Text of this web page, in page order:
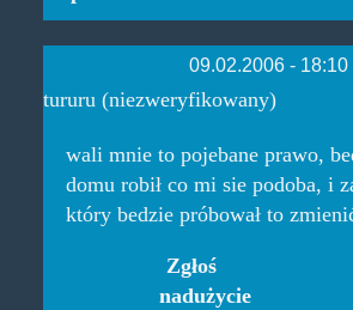
09.02.2006 - 18:10
tururu (niezweryfikowany)
wali mnie to pojebane prawo,
domu robił co mi sie podoba, i
który bedzie próbował to
Zgłoś
nadużycie